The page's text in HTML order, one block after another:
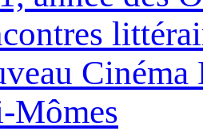
Cinéma
Mômes